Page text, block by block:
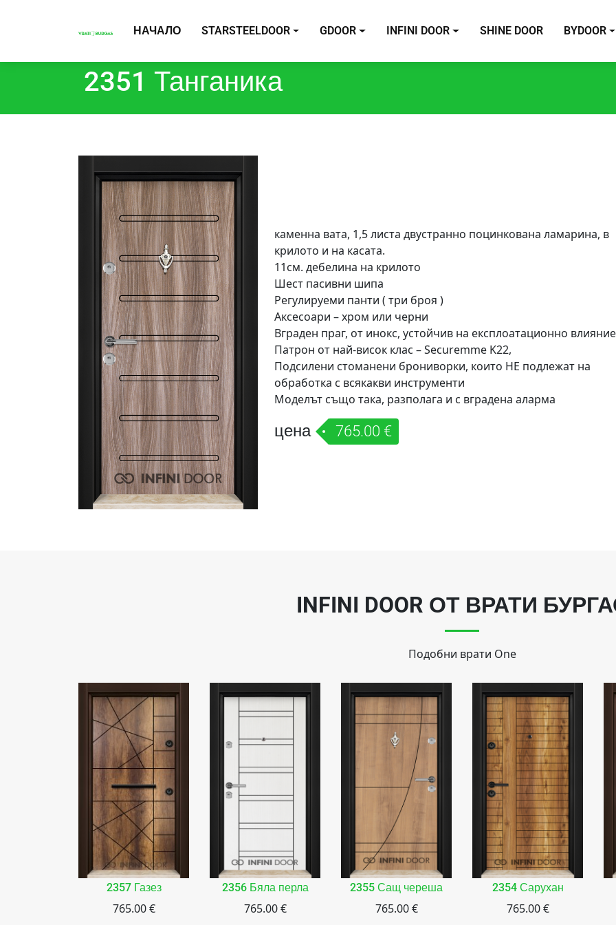
НАЧАЛО STARSTEELDOOR GDOOR INFINI DOOR SHINE DOOR BYDOOR
2351 Танганика
каменна вата, 1,5 листа двустранно поцинкована ламарина, в
крилото и на касата.
11см. дебелина на крилото
Шест пасивни шипа
Регулируеми панти ( три броя )
Аксесоари – хром или черни
Вграден праг, от инокс, устойчив на експлоатационно влияние
Патрон от най-висок клас – Securemme K22,
Подсилени стоманени брониворки, които НЕ подлежат на
обработка с всякакви инструменти
Моделът също така, разполага и с вградена аларма
цена 765.00 €
INFINI DOOR ОТ ВРАТИ
Подобни врати One
2357 Газез
765.00 €
2356 Бяла перла
765.00 €
2355 Сащ череша
765.00 €
2354 Сарухан
765.00 €